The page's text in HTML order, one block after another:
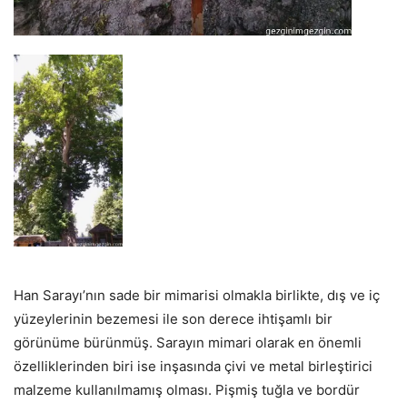
Han Sarayı’nın sade bir mimarisi olmakla birlikte, dış ve iç
yüzeylerinin bezemesi ile son derece ihtişamlı bir
görünüme bürünmüş. Sarayın mimari olarak en önemli
özelliklerinden biri ise inşasında çivi ve metal birleştirici
malzeme kullanılmamış olması. Pişmiş tuğla ve bordür